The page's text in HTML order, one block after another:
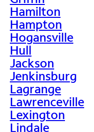
Hamilton
Hampton
Hogansville
Hull
Jackson
Jenkinsburg
Lagrange
Lawrenceville
Lexington
Lindale